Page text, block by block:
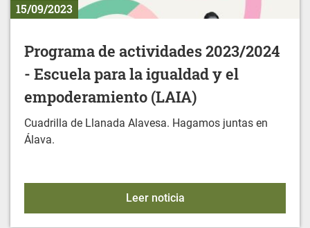
15/09/2023
Programa de actividades 2023/2024
- Escuela para la igualdad y el
empoderamiento (LAIA)
Cuadrilla de Llanada Alavesa. Hagamos juntas en
Álava.
Leer noticiaPrograma de